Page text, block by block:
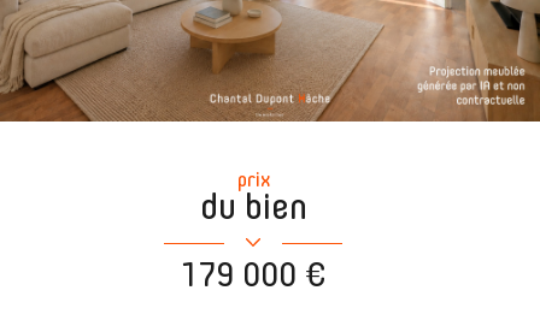
prix
du bien
179 000 €